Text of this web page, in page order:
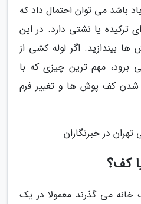
باشد می توان احتمال داد که
ترکیده یا نشتی دارد. در این
بیندازید. اگر لوله کشی از
برود، مهم ترین چیزی که با
کف پوش ها و تغییر فرم
در خبرنگاران
کف؟
می گذرند معمولا در یک